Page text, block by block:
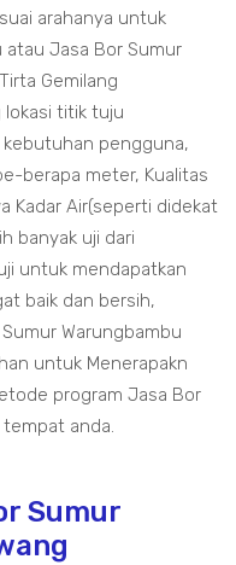
arahanya untuk
atau Jasa Bor Sumur
Gemilang
lokasi titik tuju
pengguna,
berapa meter, Kualitas
Kadar Air(seperti didekat
banyak uji dari
untuk mendapatkan
baik dan bersih,
Warungbambu
untuk Menerapakn
program Jasa Bor
tempat anda.
Sumur